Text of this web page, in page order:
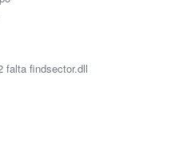
falta findsector.dll